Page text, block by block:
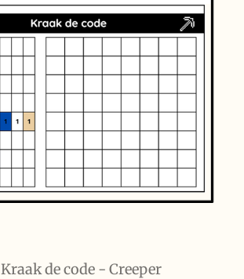
Kraak de code - Creeper